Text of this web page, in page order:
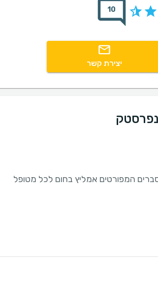
10
יצירת קשר
המפורטים אמליץ בחום לכל מטופל